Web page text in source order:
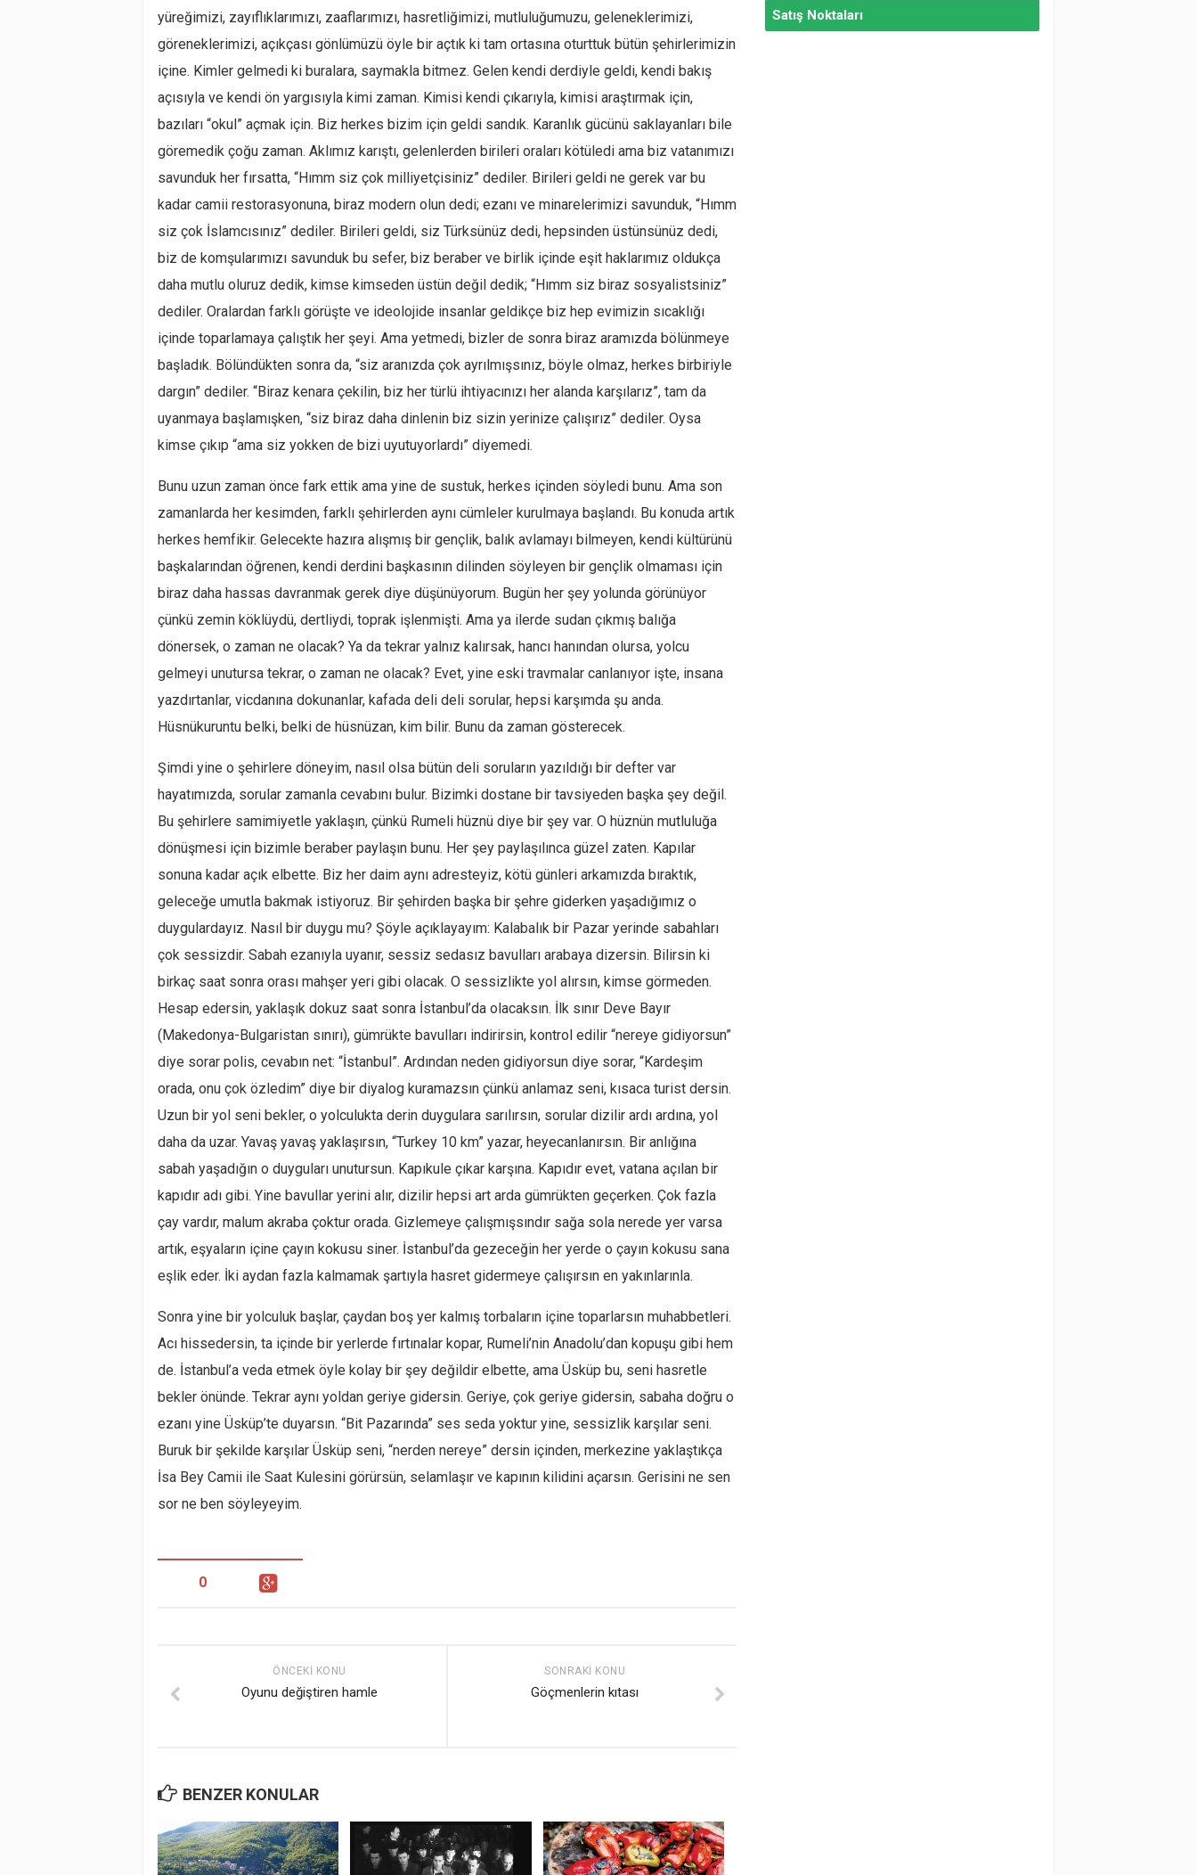
yüreğimizi, zayıflıklarımızı, zaaflarımızı, hasretliğimizi, mutluluğumuzu, geleneklerimizi,
göreneklerimizi, açıkçası gönlümüzü öyle bir açtık ki tam ortasına oturttuk bütün şehirlerimizin
içine. Kimler gelmedi ki buralara, saymakla bitmez. Gelen kendi derdiyle geldi, kendi bakış
açısıyla ve kendi ön yargısıyla kimi zaman. Kimisi kendi çıkarıyla, kimisi araştırmak için,
bazıları “okul” açmak için. Biz herkes bizim için geldi sandık. Karanlık gücünü saklayanları bile
göremedik çoğu zaman. Aklımız karıştı, gelenlerden birileri oraları kötüledi ama biz vatanımızı
savunduk her fırsatta, “Hımm siz çok milliyetçisiniz” dediler. Birileri geldi ne gerek var bu
kadar camii restorasyonuna, biraz modern olun dedi; ezanı ve minarelerimizi savunduk, “Hımm
siz çok İslamcısınız” dediler. Birileri geldi, siz Türksünüz dedi, hepsinden üstünsünüz dedi,
biz de komşularımızı savunduk bu sefer, biz beraber ve birlik içinde eşit haklarımız oldukça
daha mutlu oluruz dedik, kimse kimseden üstün değil dedik; “Hımm siz biraz sosyalistsiniz”
dediler. Oralardan farklı görüşte ve ideolojide insanlar geldikçe biz hep evimizin sıcaklığı
içinde toparlamaya çalıştık her şeyi. Ama yetmedi, bizler de sonra biraz aramızda bölünmeye
başladık. Bölündükten sonra da, “siz aranızda çok ayrılmışsınız, böyle olmaz, herkes birbiriyle
dargın” dediler. “Biraz kenara çekilin, biz her türlü ihtiyacınızı her alanda karşılarız”, tam da
uyanmaya başlamışken, “siz biraz daha dinlenin biz sizin yerinize çalışırız” dediler. Oysa
kimse çıkıp “ama siz yokken de bizi uyutuyorlardı” diyemedi.
Bunu uzun zaman önce fark ettik ama yine de sustuk, herkes içinden söyledi bunu. Ama son
zamanlarda her kesimden, farklı şehirlerden aynı cümleler kurulmaya başlandı. Bu konuda artık
herkes hemfikir. Gelecekte hazıra alışmış bir gençlik, balık avlamayı bilmeyen, kendi kültürünü
başkalarından öğrenen, kendi derdini başkasının dilinden söyleyen bir gençlik olmaması için
biraz daha hassas davranmak gerek diye düşünüyorum. Bugün her şey yolunda görünüyor
çünkü zemin köklüydü, dertliydi, toprak işlenmişti. Ama ya ilerde sudan çıkmış balığa
dönersek, o zaman ne olacak? Ya da tekrar yalnız kalırsak, hancı hanından olursa, yolcu
gelmeyi unutursa tekrar, o zaman ne olacak? Evet, yine eski travmalar canlanıyor işte, insana
yazdırtanlar, vicdanına dokunanlar, kafada deli deli sorular, hepsi karşımda şu anda.
Hüsnükuruntu belki, belki de hüsnüzan, kim bilir. Bunu da zaman gösterecek.
Şimdi yine o şehirlere döneyim, nasıl olsa bütün deli soruların yazıldığı bir defter var
hayatımızda, sorular zamanla cevabını bulur. Bizimki dostane bir tavsiyeden başka şey değil.
Bu şehirlere samimiyetle yaklaşın, çünkü Rumeli hüznü diye bir şey var. O hüznün mutluluğa
dönüşmesi için bizimle beraber paylaşın bunu. Her şey paylaşılınca güzel zaten. Kapılar
sonuna kadar açık elbette. Biz her daim aynı adresteyiz, kötü günleri arkamızda bıraktık,
geleceğe umutla bakmak istiyoruz. Bir şehirden başka bir şehre giderken yaşadığımız o
duygulardayız. Nasıl bir duygu mu? Şöyle açıklayayım: Kalabalık bir Pazar yerinde sabahları
çok sessizdir. Sabah ezanıyla uyanır, sessiz sedasız bavulları arabaya dizersin. Bilirsin ki
birkaç saat sonra orası mahşer yeri gibi olacak. O sessizlikte yol alırsın, kimse görmeden.
Hesap edersin, yaklaşık dokuz saat sonra İstanbul’da olacaksın. İlk sınır Deve Bayır
(Makedonya-Bulgaristan sınırı), gümrükte bavulları indirirsin, kontrol edilir “nereye gidiyorsun”
diye sorar polis, cevabın net: “İstanbul”. Ardından neden gidiyorsun diye sorar, “Kardeşim
orada, onu çok özledim” diye bir diyalog kuramazsın çünkü anlamaz seni, kısaca turist dersin.
Uzun bir yol seni bekler, o yolculukta derin duygulara sarılırsın, sorular dizilir ardı ardına, yol
daha da uzar. Yavaş yavaş yaklaşırsın, “Turkey 10 km” yazar, heyecanlanırsın. Bir anlığına
sabah yaşadığın o duyguları unutursun. Kapıkule çıkar karşına. Kapıdır evet, vatana açılan bir
kapıdır adı gibi. Yine bavullar yerini alır, dizilir hepsi art arda gümrükten geçerken. Çok fazla
çay vardır, malum akraba çoktur orada. Gizlemeye çalışmışsındır sağa sola nerede yer varsa
artık, eşyaların içine çayın kokusu siner. İstanbul’da gezeceğin her yerde o çayın kokusu sana
eşlik eder. İki aydan fazla kalmamak şartıyla hasret gidermeye çalışırsın en yakınlarınla.
Sonra yine bir yolculuk başlar, çaydan boş yer kalmış torbaların içine toparlarsın muhabbetleri.
Acı hissedersin, ta içinde bir yerlerde fırtınalar kopar, Rumeli’nin Anadolu’dan kopuşu gibi hem
de. İstanbul’a veda etmek öyle kolay bir şey değildir elbette, ama Üsküp bu, seni hasretle
bekler önünde. Tekrar aynı yoldan geriye gidersin. Geriye, çok geriye gidersin, sabaha doğru o
ezanı yine Üsküp’te duyarsın. “Bit Pazarında” ses seda yoktur yine, sessizlik karşılar seni.
Buruk bir şekilde karşılar Üsküp seni, “nerden nereye” dersin içinden, merkezine yaklaştıkça
İsa Bey Camii ile Saat Kulesini görürsün, selamlaşır ve kapının kilidini açarsın. Gerisini ne sen
sor ne ben söyleyeyim.
0
SONRAKI KONU
Göçmenlerin kıtası
ÖNCEKI KONU
Oyunu değiştiren hamle
BENZER KONULAR
Satış Noktaları